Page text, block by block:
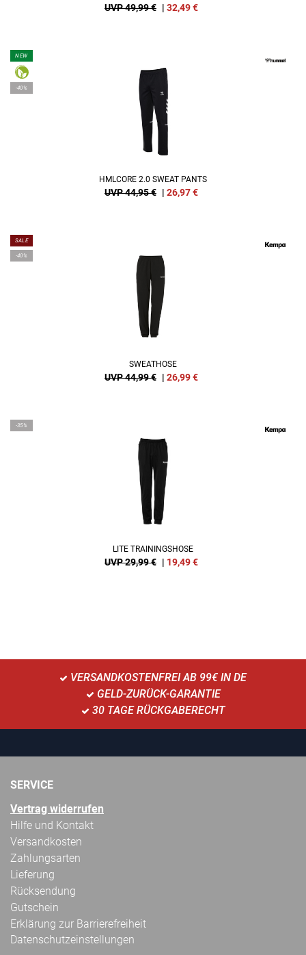
UVP 49,99 € | 32,49€
NEW
-40%
HMLCORE 2.0 SWEAT PANTS
UVP 44,95 € | 26,97€
SALE
-40%
SWEATHOSE
UVP 44,99 € | 26,99€
-35%
LITE TRAININGSHOSE
UVP 29,99 € | 19,49€
VERSANDKOSTENFREI AB 99€ IN DE
GELD-ZURÜCK-GARANTIE
30 TAGE RÜCKGABERECHT
SERVICE
Vertrag widerrufen
Hilfe und Kontakt
Versandkosten
Zahlungsarten
Lieferung
Rücksendung
Gutschein
Erklärung zur Barrierefreiheit
Datenschutzeinstellungen